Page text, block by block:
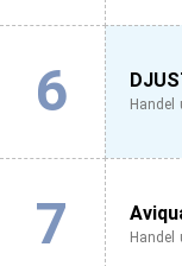
6 Handel
7 Handel